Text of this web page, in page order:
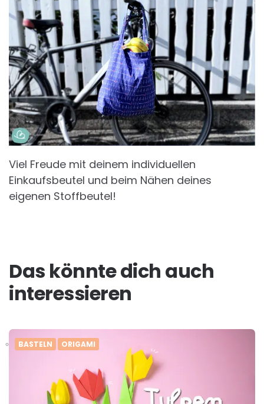
Viel Freude mit deinem individuellen
Einkaufsbeutel und beim Nähen deines
eigenen Stoffbeutel!
Das könnte dich auch
interessieren
BASTELN ORIGAMI